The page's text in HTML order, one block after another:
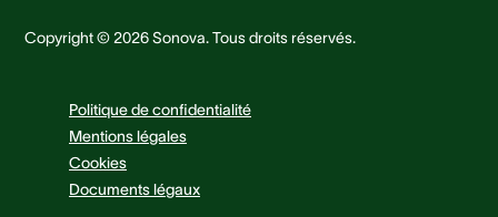
Copyright © 2026 Sonova. Tous droits réservés.
Politique de confidentialité
Mentions légales
Cookies
Documents légaux